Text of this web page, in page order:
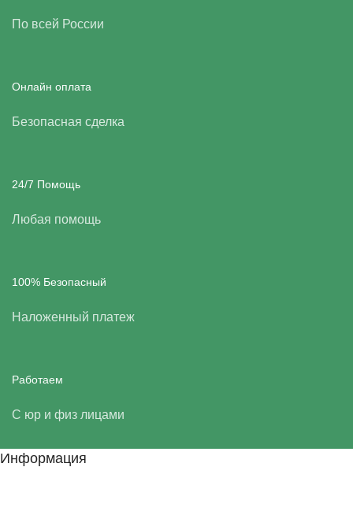
По всей России
Онлайн оплата
Безопасная сделка
24/7 Помощь
Любая помощь
100% Безопасный
Наложенный платеж
Работаем
С юр и физ лицами
Информация